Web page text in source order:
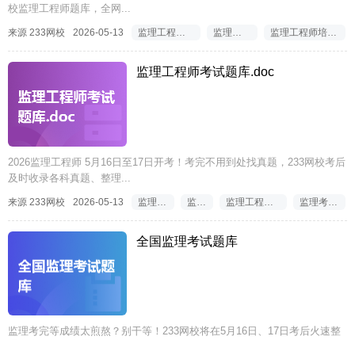
校监理工程师题库，全网...
来源 233网校 2026-05-13 监理工程师考试题库 监理考试题库 监理工程师培训考试题库
监理工程师考试题库.doc
2026监理工程师 5月16日至17日开考！考完不用到处找真题，233网校考后
及时收录各科真题、整理...
来源 233网校 2026-05-13 监理题库
全国监理考试题库
监理考完等成绩太煎熬？别干等！233网校将在5月16日、17日考后火速整